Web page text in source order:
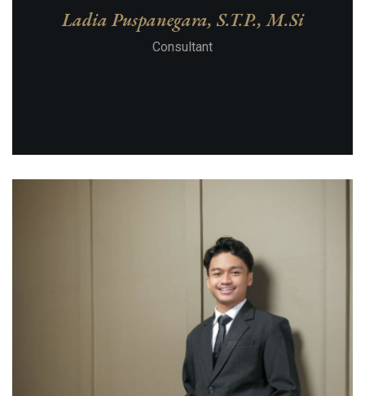
Ladia Puspanegara, S.T.P., M.Si
Consultant